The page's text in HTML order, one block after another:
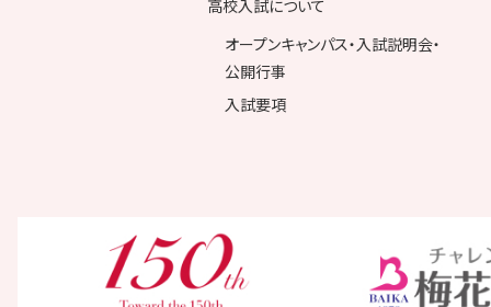
高校入試について
オープンキャンパス・入試説明会・
公開行事
入試要項